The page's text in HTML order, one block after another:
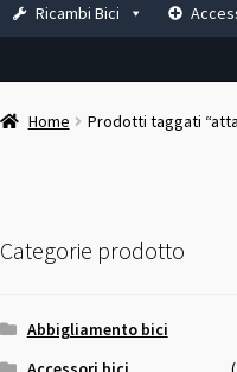
Ricambi Bici
Home Prodotti taggati
Categorie prodotto
Abbigliamento bici